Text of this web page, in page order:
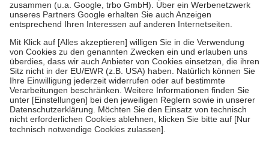
Verordnung.
Um das Engagement der Versicherten für ihre eigene Gesundheit zu
stärken und die besondere Stellung der Familie zu unterstützen,
fallenkeine Zuzahlungenan bei:
• Kindern und Jugendlichen bis zum vollendeten 18. Lebensjahr
mit Ausnahme der Fahrkosten
• Untersuchungen zur Vorsorge und Früherkennung, die von der
GKV getragen werden
• empfohlenen Schutzimpfungen
• Harn- und Blutteststreifen